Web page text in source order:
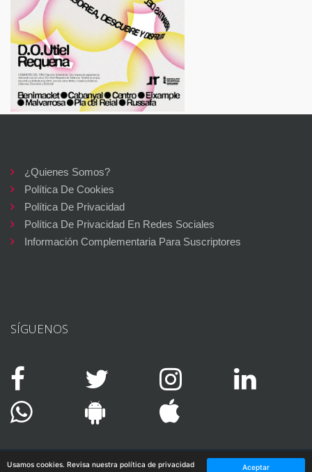
¿Quienes Somos?
Política De Cookies
Política De Privacidad
Política De Privacidad En Redes Sociales
Información Complementaria Para Suscriptores
SÍGUENOS
Aceptar
Usamos cookies. Revisa nuestra política de privacidad